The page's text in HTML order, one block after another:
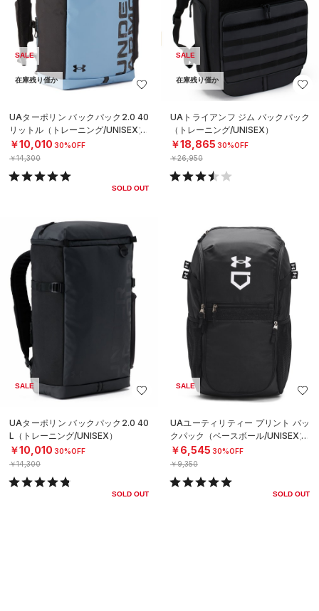
SALE
在庫残り僅か
UAターポリン バックパック2.0 40
リットル（トレーニング/UNISEX）
￥10,010 30%OFF
￥14,300
SOLD OUT
SALE
在庫残り僅か
UAトライアンフ ジム バックパック
（トレーニング/UNISEX）
￥18,865 30%OFF
￥26,950
SALE
UAターポリン バックパック2.0 40
L（トレーニング/UNISEX）
￥10,010 30%OFF
￥14,300
SOLD OUT
SALE
UAユーティリティー プリント バッ
クパック（ベースボール/UNISEX）
￥6,545 30%OFF
￥9,350
SOLD OUT